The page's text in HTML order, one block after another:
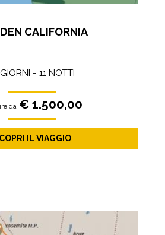
CALIFORNIA
- 11 NOTTI
da € 1.500,00
IL VIAGGIO